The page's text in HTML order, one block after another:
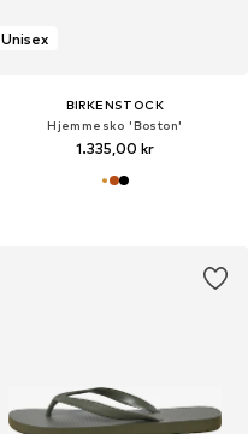
Unisex
BIRKENSTOCK
Hjemmesko 'Boston'
1.335,00 kr